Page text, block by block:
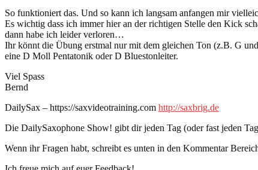
So funktioniert das. Und so kann ich langsam anfangen mir
Es wichtig dass ich immer hier an der richtigen Stelle den Kick
dann habe ich leider verloren…
Ihr könnt die Übung erstmal nur mit dem gleichen Ton (z.B. G
eine D Moll Pentatonik oder D Bluestonleiter.
Viel Spass
Bernd
DailySax – https://saxvideotraining.com http://saxbrig.de
Die DailySaxophone Show! gibt dir jeden Tag (oder fast jeden
Wenn ihr Fragen habt, schreibt es unten in den Kommentar